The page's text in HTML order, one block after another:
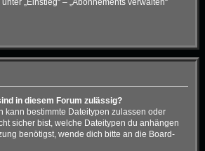
in diesem Forum zulässig?
kann bestimmte Dateitypen zulassen oder
sicher bist, welche Dateitypen du anhängen
benötigst, wende dich bitte an die Board-